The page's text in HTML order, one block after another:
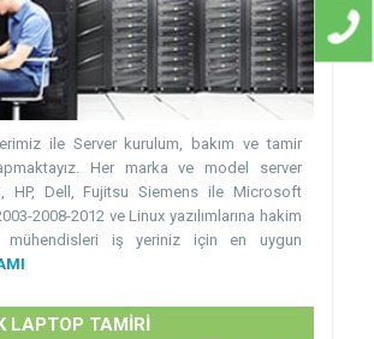
ile Server kurulum, bakım ve tamir
Her marka ve model server
HP, Dell, Fujitsu Siemens ile Microsoft
2008-2012 ve Linux yazılımlarına hakim
mühendisleri iş yeriniz için en uygun
LAPTOP TAMİRİ